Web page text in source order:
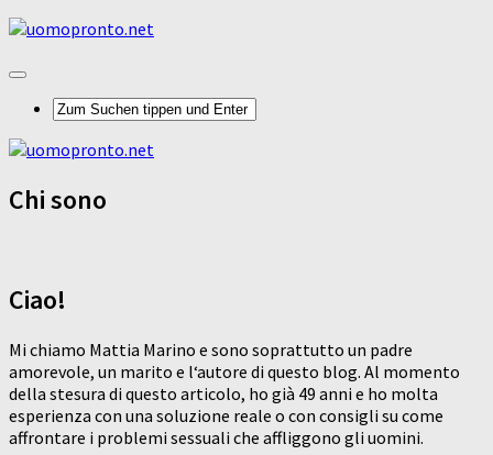
Chi sono
Ciao!
Mi chiamo Mattia Marino e sono soprattutto un padre
amorevole, un marito e l‘autore di questo blog. Al momento
della stesura di questo articolo, ho già 49 anni e ho molta
esperienza con una soluzione reale o con consigli su come
affrontare i problemi sessuali che affliggono gli uomini.